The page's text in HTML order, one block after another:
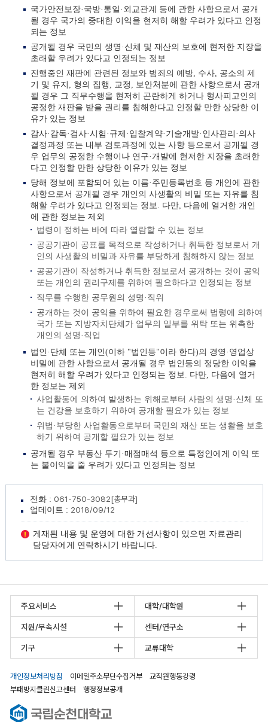
국가안전보장·국방·통일·외교관계 등에 관한 사항으로서 공개
될 경우 국가의 중대한 이익을 현저히 해할 우려가 있다고 인정
되는 정보
공개될 경우 국민의 생명·신체 및 재산의 보호에 현저한 지장을
초래할 우려가 있다고 인정되는 정보
진행중인 재판에 관련된 정보와 범죄의 예방, 수사, 공소의 제
기 및 유지, 형의 집행, 교정, 보안처분에 관한 사항으로서 공개
될 경우 그 직무수행을 현저히 곤란하게 하거나 형사피고인의
공정한 재판을 받을 권리를 침해한다고 인정할 만한 상당한 이
유가 있는 정보
감사·감독·검사·시험·규제·입찰계약·기술개발·인사관리·의사
결정과정 또는 내부 검토과정에 있는 사항 등으로서 공개될 경
우 업무의 공정한 수행이나 연구·개발에 현저한 지장을 초래한
다고 인정할 만한 상당한 이유가 있는 정보
당해 정보에 포함되어 있는 이름·주민등록번호 등 개인에 관한
사항으로서 공개될 경우 개인의 사생활의 비밀 또는 자유를 침
해할 우려가 있다고 인정되는 정보. 다만, 다음에 열거한 개인
에 관한 정보는 제외
법령이 정하는 바에 따라 열람할 수 있는 정보
공공기관이 공표를 목적으로 작성하거나 취득한 정보로서 개
인의 사생활의 비밀과 자유를 부당하게 침해하지 않는 정보
공공기관이 작성하거나 취득한 정보로서 공개하는 것이 공익
또는 개인의 권리구제를 위하여 필요하다고 인정되는 정보
직무를 수행한 공무원의 성명·직위
공개하는 것이 공익을 위하여 필요한 경우로써 법령에 의하여
국가 또는 지방자치단체가 업무의 일부를 위탁 또는 위촉한
개인의 성명·직업
법인·단체 또는 개인(이하 "법인등"이라 한다)의 경영·영업상
비밀에 관한 사항으로서 공개될 경우 법인등의 정당한 이익을
현저히 해할 우려가 있다고 인정되는 정보. 다만, 다음에 열거
한 정보는 제외
사업활동에 의하여 발생하는 위해로부터 사람의 생명·신체 또
는 건강을 보호하기 위하여 공개할 필요가 있는 정보
위법·부당한 사업활동으로부터 국민의 재산 또는 생활을 보호
하기 위하여 공개할 필요가 있는 정보
공개될 경우 부동산 투기·매점매석 등으로 특정인에게 이익 또
는 불이익을 줄 우려가 있다고 인정되는 정보
전화 : 061-750-3082[총무과]
업데이트 : 2018/09/12
게재된 내용 및 운영에 대한 개선사항이 있으면 자료관리
담당자에게 연락하시기 바랍니다.
주요서비스 대학/대학원
지원/부속시설 센터/연구소
기구 교류대학
개인정보처리방침 이메일주소무단수집거부
교직원행동강령
부패방지클린신고센터
행정정보공개